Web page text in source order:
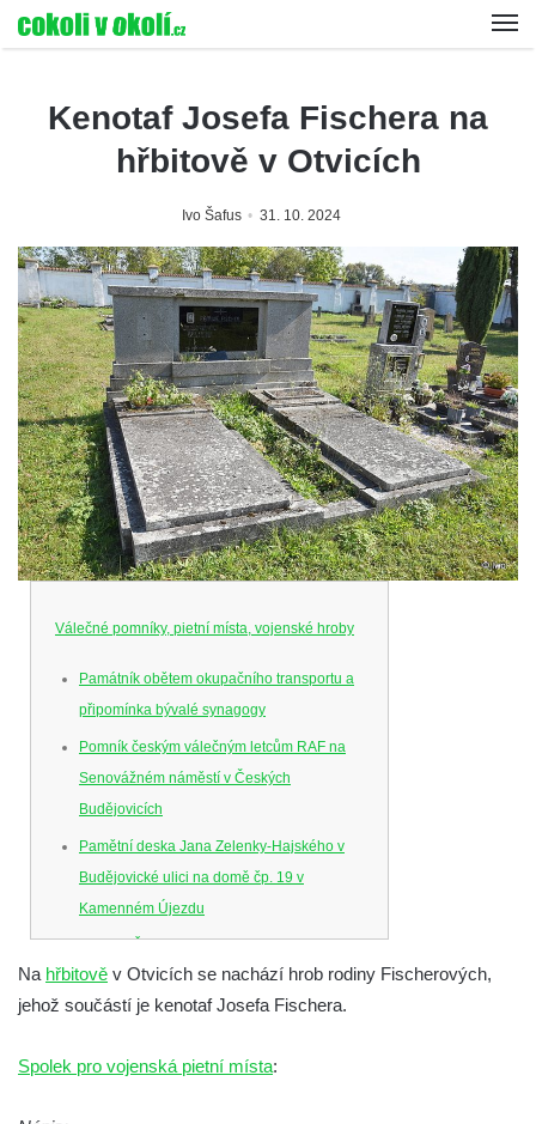
Kenotaf Josefa Fischera na
hřbitově v Otvicích
Ivo Šafus 31. 10. 2024
Válečné pomníky, pietní místa, vojenské hroby
Památník obětem okupačního transportu a
připomínka bývalé synagogy
Pomník českým válečným letcům RAF na
Senovážném náměstí v Českých
Budějovicích
Pamětní deska Jana Zelenky-Hajského v
Budějovické ulici na domě čp. 19 v
Kamenném Újezdu
Kenotaf Šimona Valhy na starém hřbitově v
Kamenném Újezdě
Kenotaf Václava B. Hájka na starém
Pomník obětem válek na Náměstí v
Na hřbitově v Otvicích se nachází hrob rodiny Fischerových,
jehož součástí je kenotaf Josefa Fischera.
Spolek pro vojenská pietní místa: